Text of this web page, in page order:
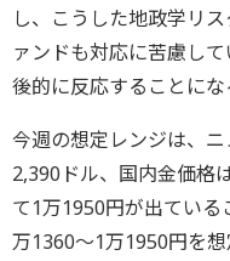
し、こうした地政学リ
ァンドも対応に苦慮し
後的に反応することにな
今週の想定レンジは、
2,390ドル、国内金価格
て1万1950円が出てい
万1360～1万1950円を